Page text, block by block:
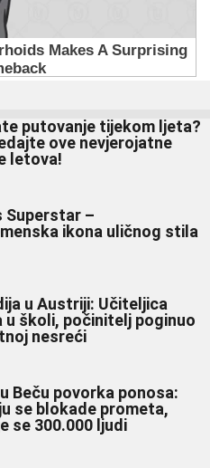
putovanje tijekom ljeta?
ove nevjerojatne
letova!
Superstar –
ikona uličnog stila
u Austriji: Učiteljica
u školi, počinitelj poginuo
nesreći
Beču povorka ponosa:
se blokade prometa,
se 300.000 ljudi